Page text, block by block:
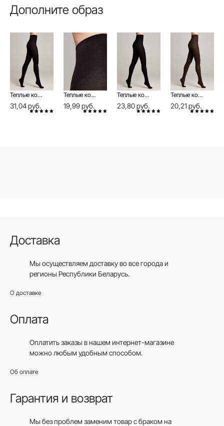
Дополните образ
Теплые колготки из хлопка COTTON 450 Lycra®
31,04 руб.
Теплые колготки женские из хлопка COTTON 250 Lycra® неро цвета
19,99 руб.
Теплые колготки из хлопка COTTON 400 Lycra®
23,80 руб.
Теплые колготки женские из хлопка COTTON 150 Lycra® шоколадного цвета
20,21 руб.
Доставка
Мы осуществляем доставку во все городаи
регионы Республики Беларусь.
О доставке
Оплата
Оплатить заказы в нашем интернет-магазине
можно любым удобным способом.
Об оплате
Гарантия и возврат
Мы без проблем заменим товар с браком на